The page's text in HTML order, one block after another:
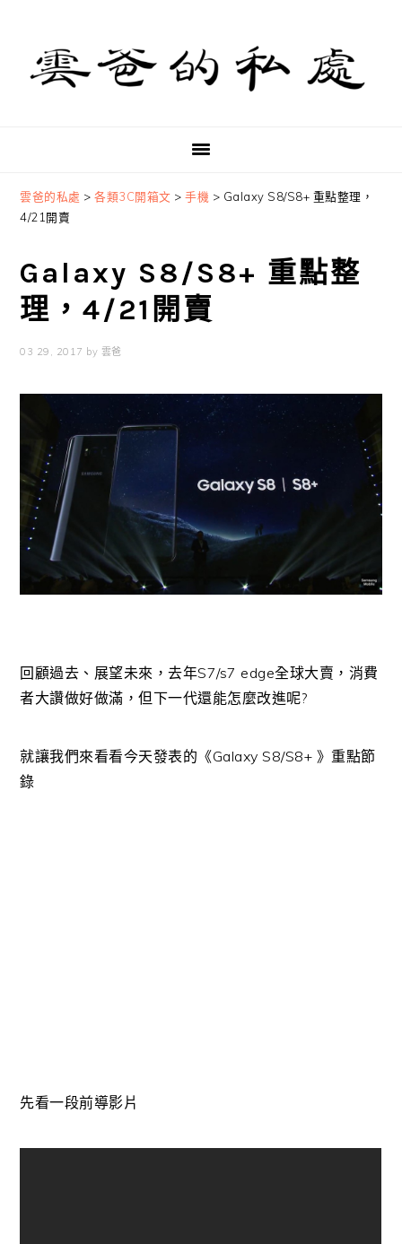
primary
navigation
content
primary
sidebar
雲爸的私處 >各類3C開箱文 >手機 > Galaxy S8/S8+ 重點整理，
4/21開賣
Galaxy S8/S8+ 重點整
理，4/21開賣
03 29, 2017 by 雲爸
回顧過去、展望未來，去年S7/s7 edge全球大賣，消費
者大讚做好做滿，但下一代還能怎麼改進呢?
就讓我們來看看今天發表的《Galaxy S8/S8+ 》重點節
錄
先看一段前導影片